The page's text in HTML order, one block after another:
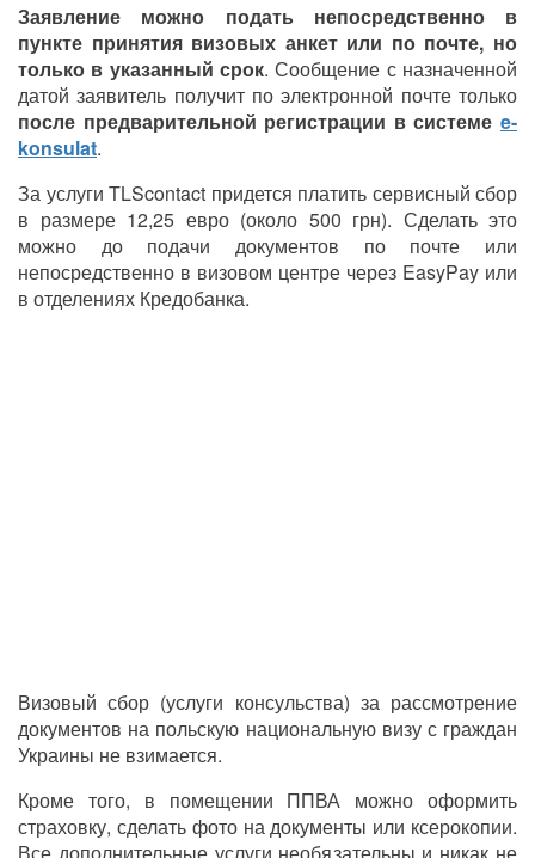
Заявление можно подать непосредственно в
пункте принятия визовых анкет или по почте, но
только в указанный срок. Сообщение с назначенной
датой заявитель получит по электронной почте только
после предварительной регистрации в системе e-
konsulat.
За услуги TLScontact придется платить сервисный сбор
в размере 12,25 евро (около 500 грн). Сделать это
можно до подачи документов по почте или
непосредственно в визовом центре через EasyPay или
в отделениях Кредобанка.
Визовый сбор (услуги консульства) за рассмотрение
документов на польскую национальную визу с граждан
Украины не взимается.
Кроме того, в помещении ППВА можно оформить
страховку, сделать фото на документы или ксерокопии.
Все дополнительные услуги необязательны и никак не